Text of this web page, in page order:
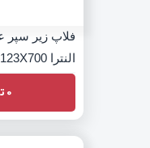
فلاپ زیر سپر
النترا 866123X700
0